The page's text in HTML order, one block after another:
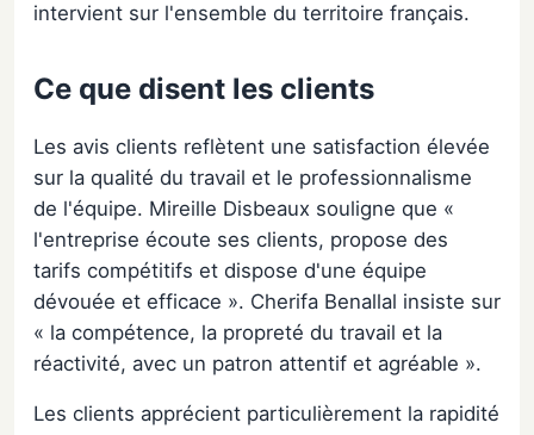
intervient sur l'ensemble du territoire français.
Ce que disent les clients
Les avis clients reflètent une satisfaction élevée
sur la qualité du travail et le professionnalisme
de l'équipe. Mireille Disbeaux souligne que «
l'entreprise écoute ses clients, propose des
tarifs compétitifs et dispose d'une équipe
dévouée et efficace ». Cherifa Benallal insiste sur
« la compétence, la propreté du travail et la
réactivité, avec un patron attentif et agréable ».
Les clients apprécient particulièrement la rapidité